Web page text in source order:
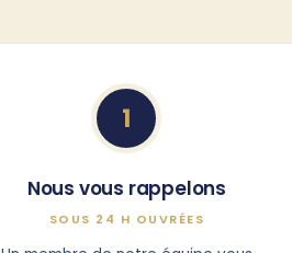
1
Nous vous rappelons
SOUS 24 H OUVRÉES